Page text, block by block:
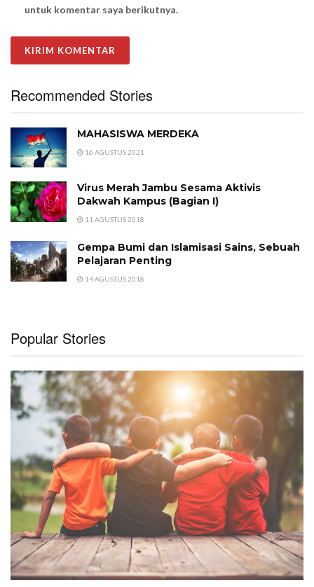
untuk komentar saya berikutnya.
Recommended Stories
MAHASISWA MERDEKA
16 AGUSTUS 2021
Virus Merah Jambu Sesama Aktivis
Dakwah Kampus (Bagian I)
11 AGUSTUS 2018
Gempa Bumi dan Islamisasi Sains, Sebuah
Pelajaran Penting
14 AGUSTUS 2018
Popular Stories